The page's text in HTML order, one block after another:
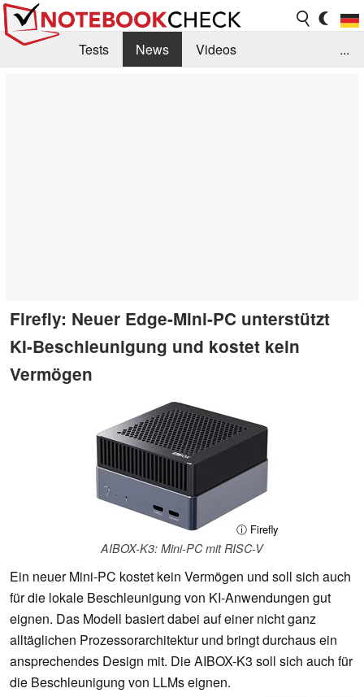
Tests News
Videos
...
Firefly: Neuer Edge-Mini-PC unterstützt
KI-Beschleunigung und kostet kein
Vermögen
ⓘ Firefly
AIBOX-K3: Mini-PC mit RISC-V
Ein neuer Mini-PC kostet kein Vermögen und soll sich auch
für die lokale Beschleunigung von KI-Anwendungen gut
eignen. Das Modell basiert dabei auf einer nicht ganz
alltäglichen Prozessorarchitektur und bringt durchaus ein
ansprechendes Design mit. Die AIBOX-K3 soll sich auch für
die Beschleunigung von LLMs eignen.